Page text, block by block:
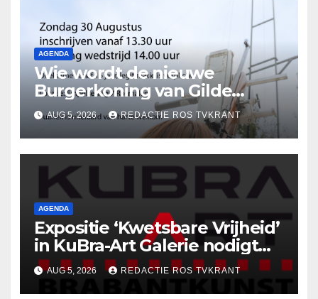
AGENDA
Wie wordt de nieuwe
Burgerkoning van Gilde
Rosmalen !
AUG 5, 2026 REDACTIE ROS TVKRANT
AGENDA
Expositie ‘Kwetsbare Vrijheid’
in KuBra-Art Galerie nodigt
uit tot ontmoeting en
reflectie
AUG 5, 2026 REDACTIE ROS TVKRANT